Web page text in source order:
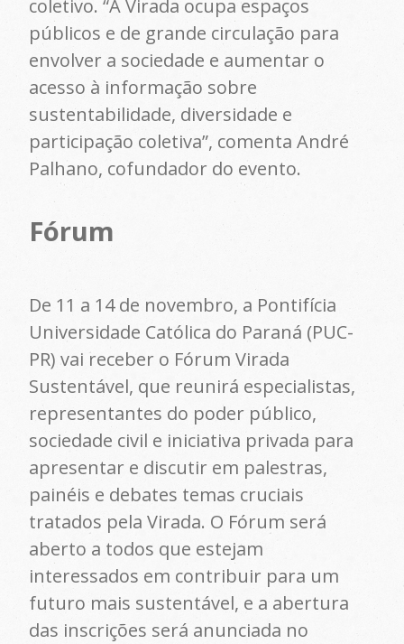
coletivo. “A Virada ocupa espaços
públicos e de grande circulação para
envolver a sociedade e aumentar o
acesso à informação sobre
sustentabilidade, diversidade e
participação coletiva”, comenta André
Palhano, cofundador do evento.
Fórum
De 11 a 14 de novembro, a Pontifícia
Universidade Católica do Paraná (PUC-
PR) vai receber o Fórum Virada
Sustentável, que reunirá especialistas,
representantes do poder público,
sociedade civil e iniciativa privada para
apresentar e discutir em palestras,
painéis e debates temas cruciais
tratados pela Virada. O Fórum será
aberto a todos que estejam
interessados em contribuir para um
futuro mais sustentável, e a abertura
das inscrições será anunciada no